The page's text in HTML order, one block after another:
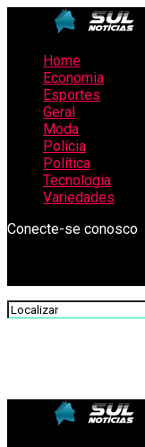
Home
Economia
Esportes
Geral
Moda
Polícia
Política
Tecnologia
Variedades
Conecte-se conosco